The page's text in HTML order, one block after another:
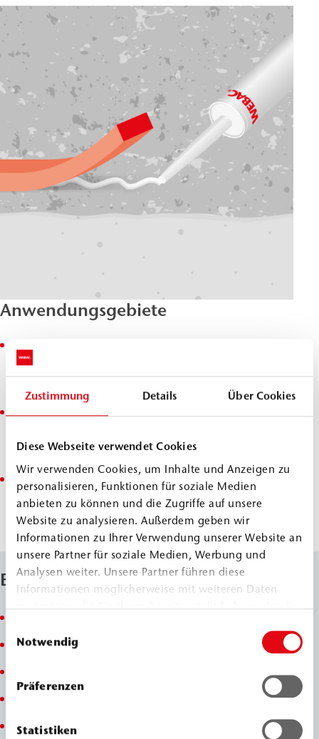
Zustimmung Details Über Cookies
Diese Webseite verwendet Cookies
Wir verwenden Cookies, um Inhalte und Anzeigen zu
personalisieren, Funktionen für soziale Medien
anbieten zu können und die Zugriffe auf unsere
Website zu analysieren. Außerdem geben wir
Informationen zu Ihrer Verwendung unserer Website an
unsere Partner für soziale Medien, Werbung und
Analysen weiter. Unsere Partner führen diese
Informationen möglicherweise mit weiteren Daten
haben.
Notwendig
Präferenzen
Statistiken
Anwendungsgebiete
und anderen abdichtungstechnischen Detailpunkten
Befestigung von
oder diversen anderen Untergründen
sichere und einfache Abdichtung von
Durchdringungen auch an schwer zugänglichen
Stellen
Eigenschaften
gebrauchsfertig in Kartusche
einfache Anwendung auch bei unebenen